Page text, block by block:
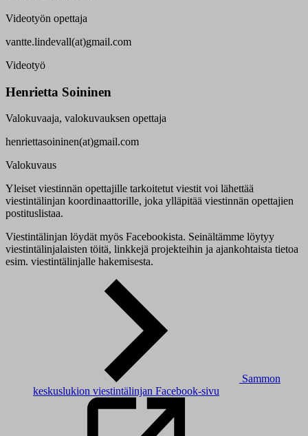
Videotyön opettaja
vantte.lindevall(at)gmail.com
Videotyö
Henrietta Soininen
Valokuvaaja, valokuvauksen opettaja
henriettasoininen(at)gmail.com
Valokuvaus
Yleiset viestinnän opettajille tarkoitetut viestit voi lähettää
viestintälinjan koordinaattorille, joka ylläpitää viestinnän opettajien
postituslistaa.
Viestintälinjan löydät myös Facebookista. Seinältämme löytyy
viestintälinjalaisten töitä, linkkejä projekteihin ja ajankohtaista tietoa
esim. viestintälinjalle hakemisesta.
Sammon
keskuslukion viestintälinjan Facebook-sivu